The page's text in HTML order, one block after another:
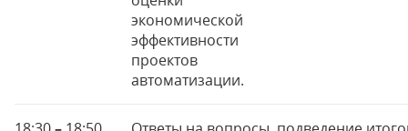
экономической
эффективности
проектов
автоматизации.